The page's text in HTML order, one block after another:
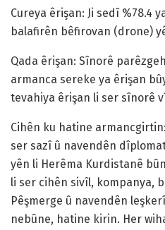
Cureya êrişan: Ji sedî %78.4
balafirên bêfirovan (drone)
Qada êrişan: Sînorê
armanca sereke ya êrişan
tevahiya êrişan li ser sînorê
Cihên ku hatine
ser sazî û navendên
yên li Herêma Kurdistanê
li ser cihên sivîl, kompanya,
Pêşmerge û navendên
nebûne, hatine kirin. Her